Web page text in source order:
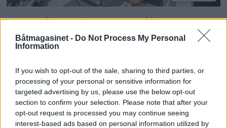
Båtmagasinet - Do Not Process My Personal
Information
If you wish to opt-out of the sale, sharing to third parties, or
processing of your personal or sensitive information for
targeted advertising by us, please use the below opt-out
section to confirm your selection. Please note that after your
opt-out request is processed you may continue seeing
interest-based ads based on personal information utilized by
Sexolog, jazzmusiker,
rektor og båtfant